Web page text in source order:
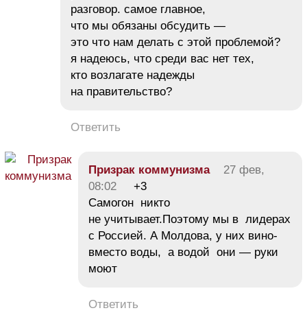
разговор. самое главное,
что мы обязаны обсудить —
это что нам делать с этой проблемой?
я надеюсь, что среди вас нет тех,
кто возлагате надежды
на правительство?
Ответить
Призрак коммунизма
27 фев,
08:02
+3
Самогон никто
не учитывает.Поэтому мы в лидерах
с Россией. А Молдова, у них вино-
вместо воды, а водой они — руки
моют
Ответить